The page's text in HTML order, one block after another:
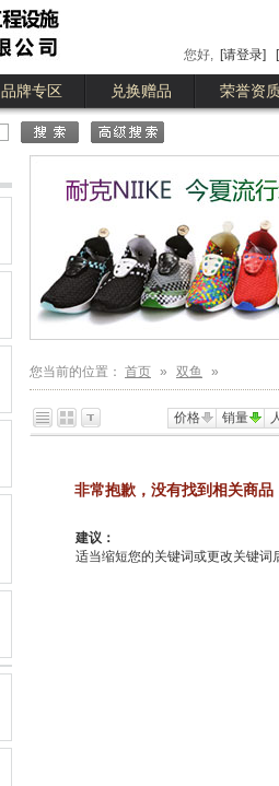
您好, [请登录]
品牌专区 兑换赠品 荣誉资
您当前的位置： 首页 » 双鱼 »
价格 销量
非常抱歉，没有找到相关商品
建议：
适当缩短您的关键词或更改关键词